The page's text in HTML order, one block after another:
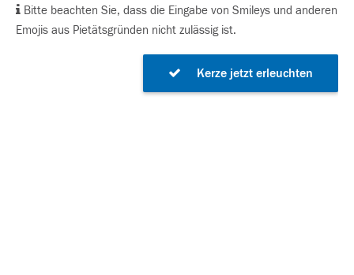
Bitte beachten Sie, dass die Eingabe von Smileys und anderen
Emojis aus Pietätsgründen nicht zulässig ist.
Kerze jetzt erleuchten